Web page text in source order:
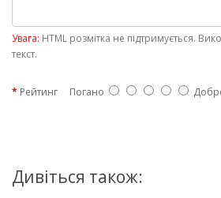
Увага: HTML розмітка не підтримується.
текст.
Рейтинг Погано
Дивіться також: